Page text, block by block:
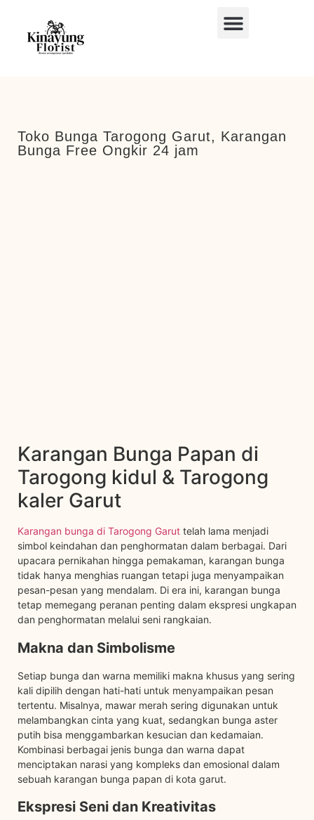
Toko Bunga Tarogong Garut, Karangan
Bunga Free Ongkir 24 jam
Karangan Bunga Papan di
Tarogong kidul & Tarogong
kaler Garut
Karangan bunga di Tarogong Garut telah lama menjadi
simbol keindahan dan penghormatan dalam berbagai. Dari
upacara pernikahan hingga pemakaman, karangan bunga
tidak hanya menghias ruangan tetapi juga menyampaikan
pesan-pesan yang mendalam. Di era ini, karangan bunga
tetap memegang peranan penting dalam ekspresi ungkapan
dan penghormatan melalui seni rangkaian.
Makna dan Simbolisme
Setiap bunga dan warna memiliki makna khusus yang sering
kali dipilih dengan hati-hati untuk menyampaikan pesan
tertentu. Misalnya, mawar merah sering digunakan untuk
melambangkan cinta yang kuat, sedangkan bunga aster
putih bisa menggambarkan kesucian dan kedamaian.
Kombinasi berbagai jenis bunga dan warna dapat
menciptakan narasi yang kompleks dan emosional dalam
sebuah karangan bunga papan di kota garut.
Ekspresi Seni dan Kreativitas